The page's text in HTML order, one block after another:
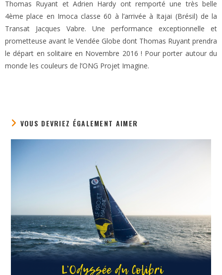
Thomas Ruyant et Adrien Hardy ont remporté une très belle
4ème place en Imoca classe 60 à l’arrivée à Itajai (Brésil) de la
Transat Jacques Vabre. Une performance exceptionnelle et
prometteuse avant le Vendée Globe dont Thomas Ruyant prendra
le départ en solitaire en Novembre 2016 ! Pour porter autour du
monde les couleurs de l’ONG Projet Imagine.
VOUS DEVRIEZ ÉGALEMENT AIMER